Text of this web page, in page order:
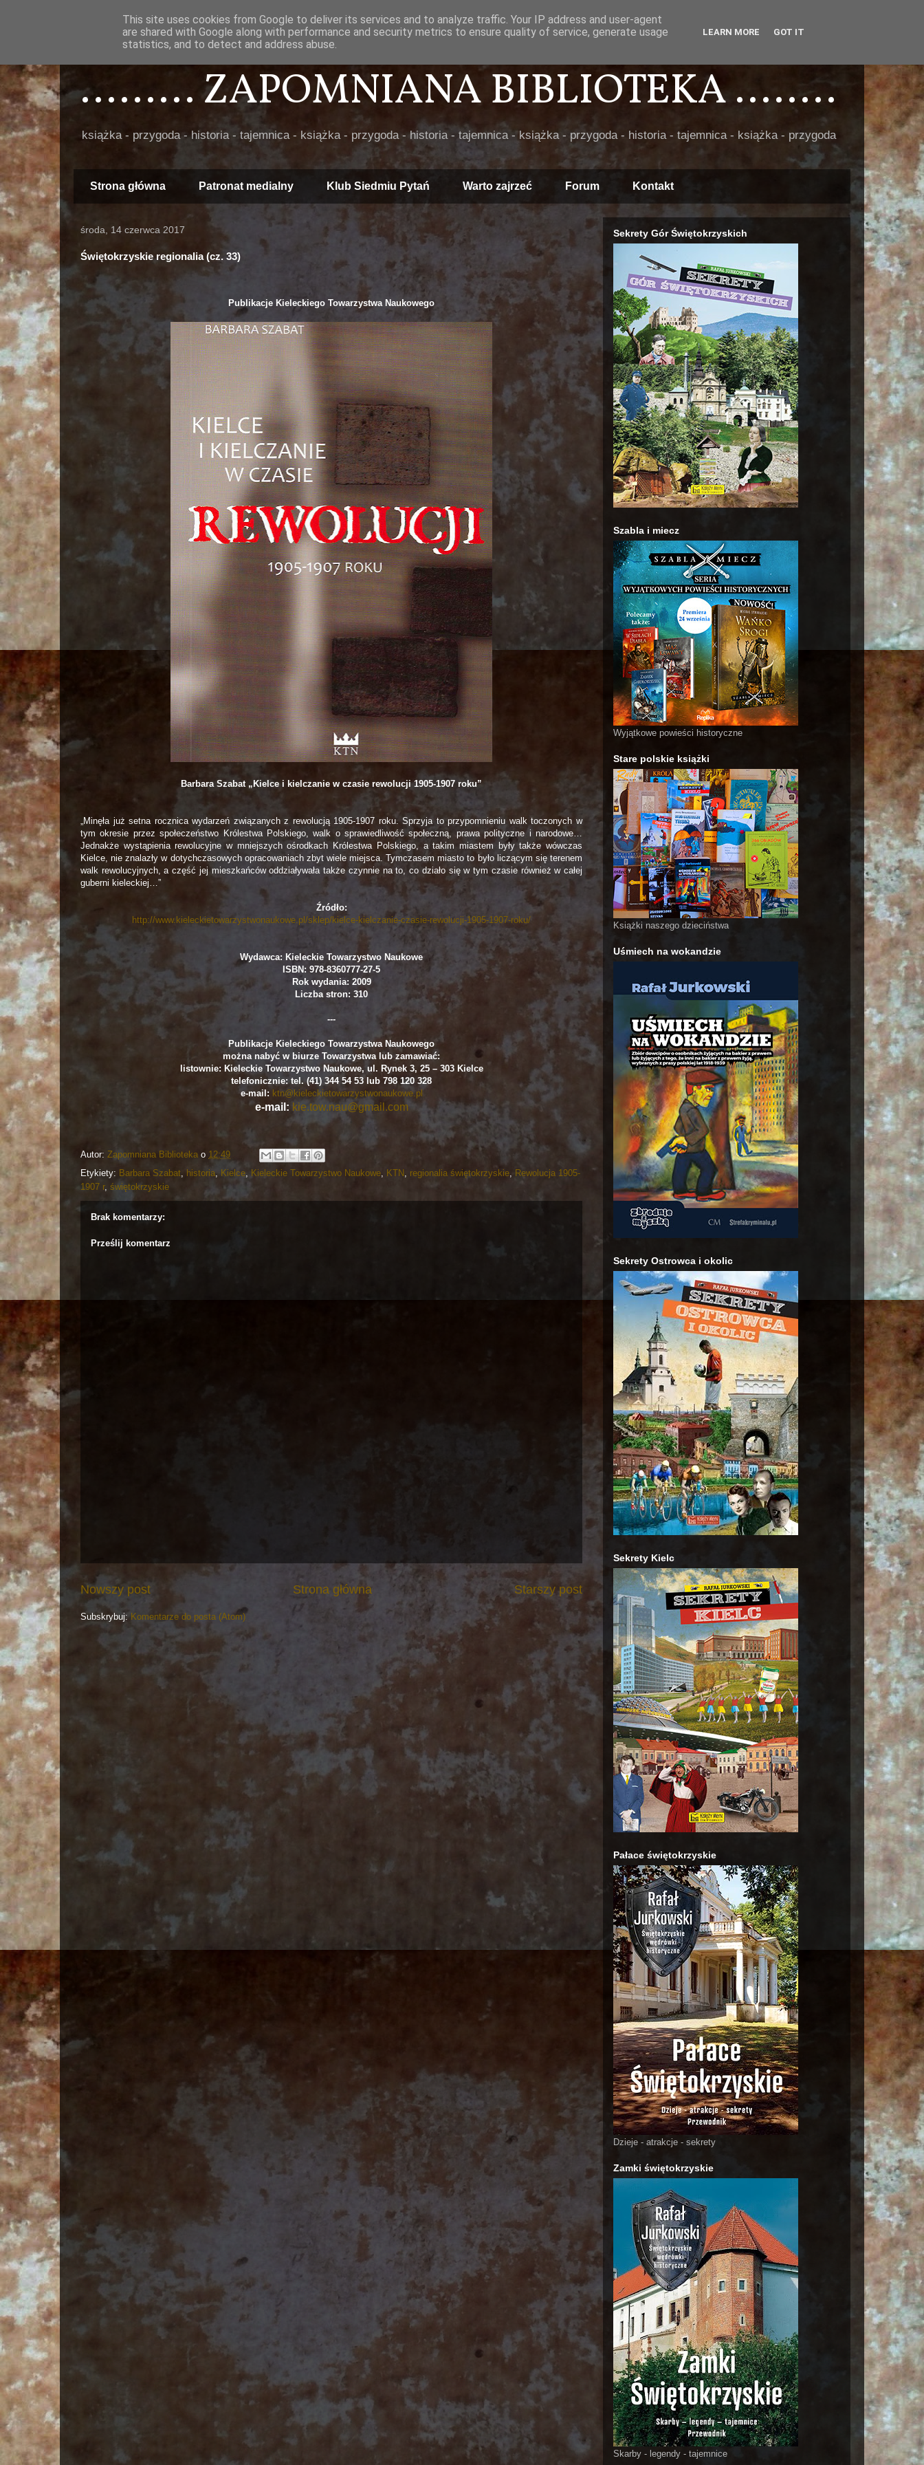
......... ZAPOMNIANA BIBLIOTEKA ........
książka - przygoda - historia - tajemnica - książka - przygoda - historia - tajemnica - książka - przygoda - historia - tajemnica - książka - przygoda
Strona główna Patronat medialny Klub Siedmiu Pytań Warto zajrzeć Forum Kontakt
środa, 14 czerwca 2017
Świętokrzyskie regionalia (cz. 33)
Publikacje Kieleckiego Towarzystwa Naukowego
Barbara Szabat „Kielce i kielczanie w czasie rewolucji 1905-1907 roku”
„Minęła już setna rocznica wydarzeń związanych z rewolucją 1905-1907 roku. Sprzyja to przypomnieniu walk toczonych w
tym okresie przez społeczeństwo Królestwa Polskiego, walk o sprawiedliwość społeczną, prawa polityczne i narodowe…
Jednakże wystąpienia rewolucyjne w mniejszych ośrodkach Królestwa Polskiego, a takim miastem były także wówczas
Kielce, nie znalazły w dotychczasowych opracowaniach zbyt wiele miejsca. Tymczasem miasto to było liczącym się terenem
walk rewolucyjnych, a część jej mieszkańców oddziaływała także czynnie na to, co działo się w tym czasie również w całej
guberni kieleckiej…”
Źródło:
http://www.kieleckietowarzystwonaukowe.pl/sklep/kielce-kielczanie-czasie-rewolucji-1905-1907-roku/
Wydawca: Kieleckie Towarzystwo Naukowe
ISBN: 978-8360777-27-5
Rok wydania: 2009
Liczba stron: 310
---
Publikacje Kieleckiego Towarzystwa Naukowego
można nabyć w biurze Towarzystwa lub zamawiać:
listownie: Kieleckie Towarzystwo Naukowe, ul. Rynek 3, 25 – 303 Kielce
telefonicznie: tel. (41) 344 54 53 lub 798 120 328
e-mail: ktn@kieleckietowarzystwonaukowe.pl
e-mail: kie.tow.nau@gmail.com
Autor: Zapomniana Biblioteka o 12:49
Etykiety: Barbara Szabat, historia, Kielce, Kieleckie Towarzystwo Naukowe, KTN , regionalia świętokrzyskie, Rewolucja 1905-
1907 r, świętokrzyskie
Brak komentarzy:
Prześlij komentarz
Nowszy post Starszy post
Strona główna
Subskrybuj:Komentarze do posta (Atom)
Sekrety Gór Świętokrzyskich
Szabla i miecz
Wyjątkowe powieści historyczne
Stare polskie książki
Książki naszego dzieciństwa
Uśmiech na wokandzie
Sekrety Ostrowca i okolic
Sekrety Kielc
Pałace świętokrzyskie
Dzieje - atrakcje - sekrety
Zamki świętokrzyskie
Skarby - legendy - tajemnice
This site uses cookies from Google to deliver its services and to analyze traffic. Your IP address and user-agent
are shared with Google along with performance and security metrics to ensure quality of service, generate usage
statistics, and to detect and address abuse.
LEARN MORE GOT IT